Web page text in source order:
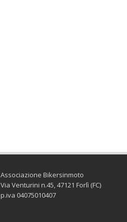
Associazione Bikersinmoto
Via Venturini n.45, 47121 Forlì (FC)
p.iva 04075010407